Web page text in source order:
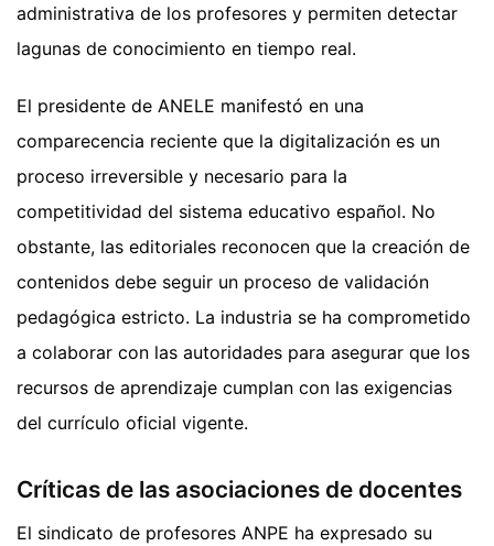
administrativa de los profesores y permiten detectar
lagunas de conocimiento en tiempo real.
El presidente de ANELE manifestó en una
comparecencia reciente que la digitalización es un
proceso irreversible y necesario para la
competitividad del sistema educativo español. No
obstante, las editoriales reconocen que la creación de
contenidos debe seguir un proceso de validación
pedagógica estricto. La industria se ha comprometido
a colaborar con las autoridades para asegurar que los
recursos de aprendizaje cumplan con las exigencias
del currículo oficial vigente.
Críticas de las asociaciones de docentes
El sindicato de profesores ANPE ha expresado su